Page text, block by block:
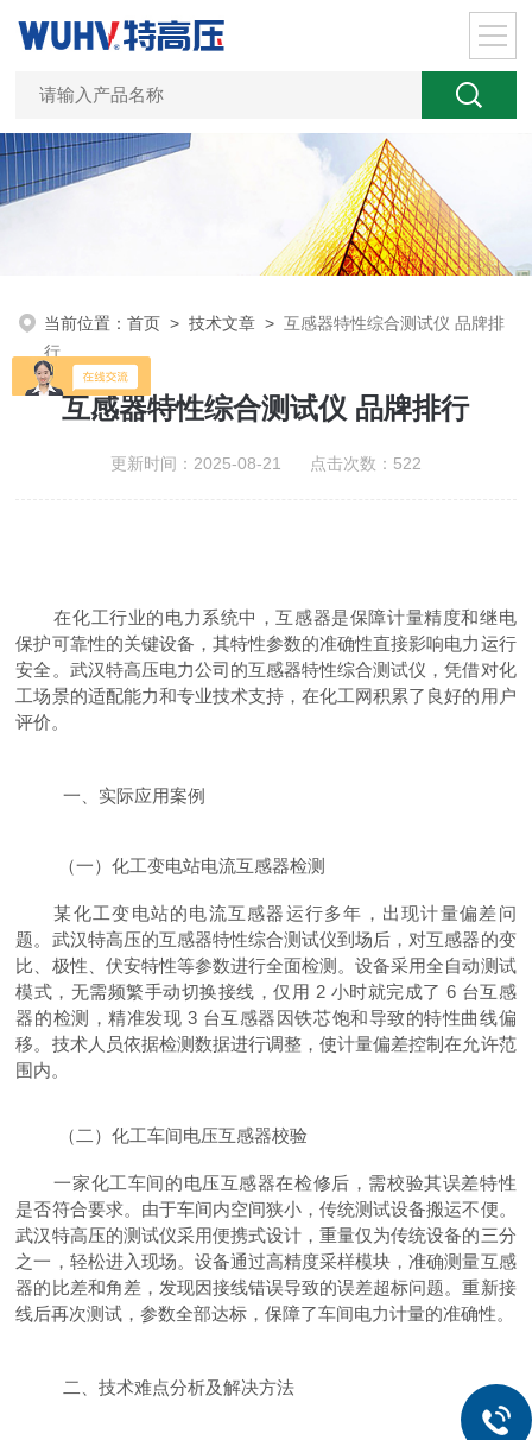
当前位置：首页 >技术文章 >互感器特性综合测试仪 品牌排
行
互感器特性综合测试仪 品牌排行
更新时间：2025-08-21 点击次数：522
在化工行业的电力系统中，互感器是保障计量精度和继电
保护可靠性的关键设备，其特性参数的准确性直接影响电力运行
安全。武汉特高压电力公司的互感器特性综合测试仪，凭借对化
工场景的适配能力和专业技术支持，在化工网积累了良好的用户
评价。
一、实际应用案例
（一）化工变电站电流互感器检测
某化工变电站的电流互感器运行多年，出现计量偏差问
题。武汉特高压的互感器特性综合测试仪到场后，对互感器的变
比、极性、伏安特性等参数进行全面检测。设备采用全自动测试
模式，无需频繁手动切换接线，仅用 2 小时就完成了 6 台互感
器的检测，精准发现 3 台互感器因铁芯饱和导致的特性曲线偏
移。技术人员依据检测数据进行调整，使计量偏差控制在允许范
围内。
（二）化工车间电压互感器校验
一家化工车间的电压互感器在检修后，需校验其误差特性
是否符合要求。由于车间内空间狭小，传统测试设备搬运不便。
武汉特高压的测试仪采用便携式设计，重量仅为传统设备的三分
之一，轻松进入现场。设备通过高精度采样模块，准确测量互感
器的比差和角差，发现因接线错误导致的误差超标问题。重新接
线后再次测试，参数全部达标，保障了车间电力计量的准确性。
二、技术难点分析及解决方法